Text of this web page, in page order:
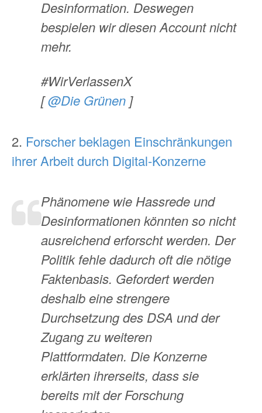
Desinformation. Deswegen
bespielen wir diesen Account nicht
mehr.
#WirVerlassenX
[@Die Grünen ]
2. Forscher beklagen Einschränkungen
ihrer Arbeit durch Digital-Konzerne
Phänomene wie Hassrede und
Desinformationen könnten so nicht
ausreichend erforscht werden. Der
Politik fehle dadurch oft die nötige
Faktenbasis. Gefordert werden
deshalb eine strengere
Durchsetzung des DSA und der
Zugang zu weiteren
Plattformdaten. Die Konzerne
erklärten ihrerseits, dass sie
bereits mit der Forschung